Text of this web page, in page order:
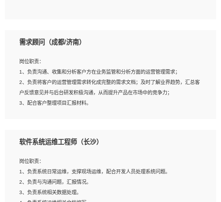
2、2年以上图像处理开发经验，熟悉python和spark开发；
建深度学习系统环境；
4、熟悉OPENCV、HALCON等常用图像处理软件，熟练进行图像处理；
5、熟悉主流的分类算法、聚类算法和关联分析算法原理，能熟练使用神经网络算法
的进行业务建模；
6、对OCR领域有深入的研究，熟悉模型调参，压缩和整型化方法；
需求顾问（成都/济南）
岗位职责：
1、负责沟通、收集和分析客户方在业务监管和分析方面的运营管理需求；
2、负责将客户的运营管理需求转化成完整的需求文档；及时了解业界趋势，汇总客
户反馈意见并与后台研发积极沟通，从而提升产品在市场中的竞争力；
3、配合客户整理项目汇报材料。
1、3年以上运营或解决方案的工作经验。
征，可独立提出完整的优化方案,并推动方案执行达成结果；熟练使用PPT、
WORD、EXCEL等办公软件；
3、深入理解公司各项AI产品和技术信息；具有较强的文档编写能力，能独立撰写
PPT、方案建议书等，面试时需携带个人制作的专业PPT文件进行展示。
软件系统运维工程师（长沙）
岗位职责：
1、负责系统日常运维，支撑现场运维，配合开发人员处理系统问题。
2、负责与沟通问题，汇报情况。
3、负责系统相关数据处理。